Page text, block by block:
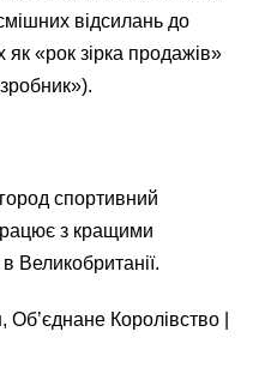
відсилань до
як «рок зірка продажів»
спортивний
з кращими
Великобританії.
Королівство |